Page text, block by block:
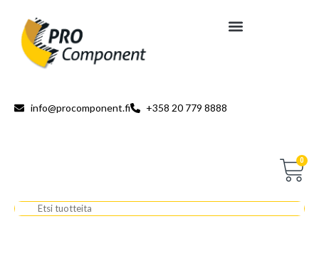
info@procomponent.fi +358 20 779 8888
0